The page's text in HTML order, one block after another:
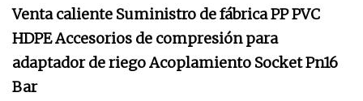
Venta caliente Suministro de fábrica PP PVC
HDPE Accesorios de compresión para
adaptador de riego Acoplamiento Socket Pn16
Bar